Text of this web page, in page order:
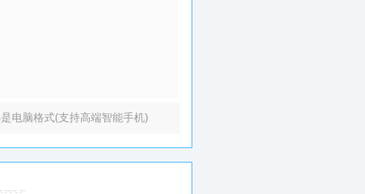
电脑格式(支持高端智能手机)